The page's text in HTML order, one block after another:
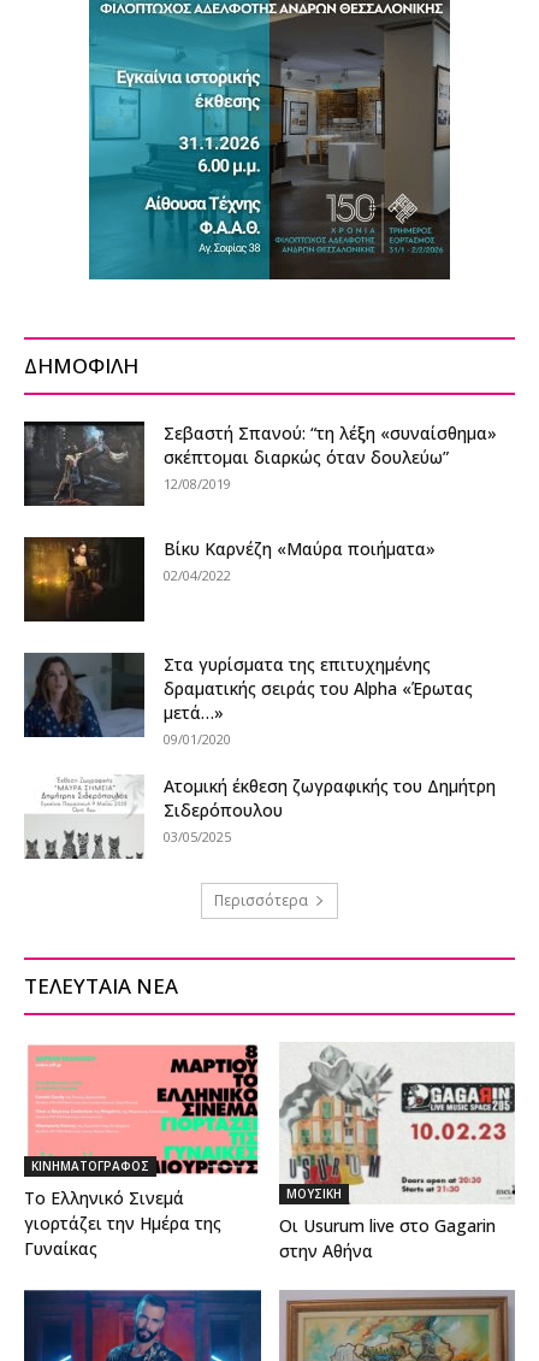
ΔΗΜΟΦΙΛΗ
Σεβαστή Σπανού: “τη λέξη «συναίσθημα»
σκέπτομαι διαρκώς όταν δουλεύω”
12/08/2019
Βίκυ Καρνέζη «Μαύρα ποιήματα»
02/04/2022
Στα γυρίσματα της επιτυχημένης
δραματικής σειράς του Alpha «Έρωτας
μετά…»
09/01/2020
Ατομική έκθεση ζωγραφικής του Δημήτρη
Σιδερόπουλου
03/05/2025
Περισσότερα
ΤΕΛΕΥΤΑΙΑ ΝΕΑ
ΚΙΝΗΜΑΤΟΓΡΑΦΟΣ
Το Ελληνικό Σινεμά
γιορτάζει την Ημέρα της
Γυναίκας
ΜΟΥΣΙΚΗ
Οι Usurum live στο Gagarin
στην Αθήνα